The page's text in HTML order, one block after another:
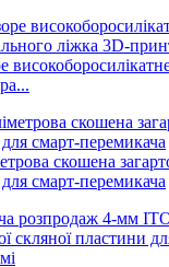
скошена
смарт-перемикача